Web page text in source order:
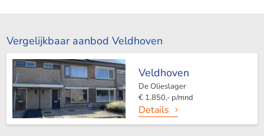
Vergelijkbaar aanbod Veldhoven
Veldhoven
De Olieslager
€ 1.850,- p/mnd
Details